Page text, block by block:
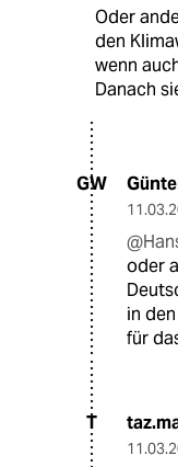
Oder
den
wenn
Danach
GW
oder
in
für
T